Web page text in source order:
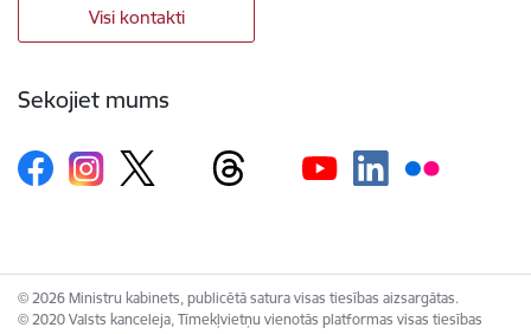
Visi kontakti
Sekojiet mums
© 2026 Ministru kabinets, publicētā satura visas tiesības aizsargātas.
© 2020 Valsts kanceleja, Tīmekļvietņu vienotās platformas visas tiesības